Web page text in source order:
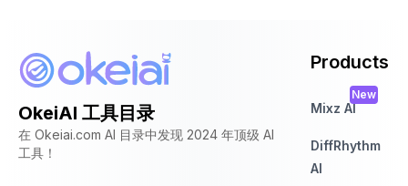
OkeiAI 工具目录
在 Okeiai.com AI 目录中发现 2024 年顶级 AI
工具！
Products
Mixz AI
New
DiffRhythm
AI